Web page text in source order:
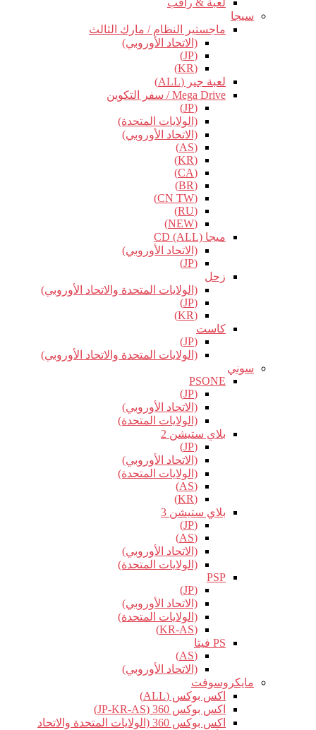
لعبة & راقب
سيجا
ماجستير النظام / مارك الثالث
(الاتحاد الأوروبي)
(JP)
(KR)
لعبة جير (ALL)
Mega Drive / سفر التكوين
(JP)
(الولايات المتحدة)
(الاتحاد الأوروبي)
(AS)
(KR)
(CA)
(BR)
(CN TW)
(RU)
(NEW)
ميجا CD (ALL)
(الاتحاد الأوروبي)
(JP)
زحل
(الولايات المتحدة والاتحاد الأوروبي)
(JP)
(KR)
كاست
(JP)
(الولايات المتحدة والاتحاد الأوروبي)
سوني
PSONE
(JP)
(الاتحاد الأوروبي)
(الولايات المتحدة)
بلاي ستيشن 2
(JP)
(الاتحاد الأوروبي)
(الولايات المتحدة)
(AS)
(KR)
بلاي ستيشن 3
(JP)
(AS)
(الاتحاد الأوروبي)
(الولايات المتحدة)
PSP
(JP)
(الاتحاد الأوروبي)
(الولايات المتحدة)
(KR-AS)
PS فيتا
(AS)
(الاتحاد الأوروبي)
مايكروسوفت
اكس بوكس (ALL)
اكس بوكس 360 (JP-KR-AS)
اكس بوكس 360 (الولايات المتحدة والاتحاد